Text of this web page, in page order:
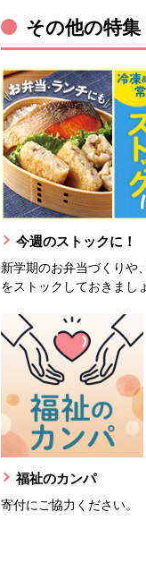
その他の特集
今週のストックに！
新学期のお弁当づくりや
をストックしておきまし
福祉のカンパ
寄付にご協力ください。